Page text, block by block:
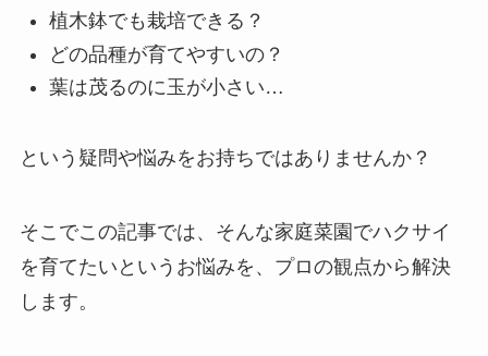
植木鉢でも栽培できる？
どの品種が育てやすいの？
葉は茂るのに玉が小さい…
という疑問や悩みをお持ちではありませんか？
そこでこの記事では、そんな家庭菜園でハクサイ
を育てたいというお悩みを、プロの観点から解決
します。